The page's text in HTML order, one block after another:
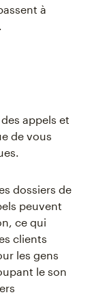
à
appels et
de vous
dossiers de
peuvent
ce qui
clients
les gens
le son